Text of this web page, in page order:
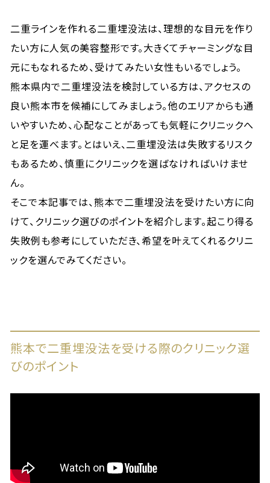
二重ラインを作れる二重埋没法は、理想的な目元を作り
たい方に人気の美容整形です。大きくてチャーミングな目
元にもなれるため、受けてみたい女性もいるでしょう。
熊本県内で二重埋没法を検討している方は、アクセスの
良い熊本市を候補にしてみましょう。他のエリアからも通
いやすいため、心配なことがあっても気軽にクリニックへ
と足を運べます。とはいえ、二重埋没法は失敗するリスク
もあるため、慎重にクリニックを選ばなければいけませ
ん。
そこで本記事では、熊本で二重埋没法を受けたい方に向
けて、クリニック選びのポイントを紹介します。起こり得る
失敗例も参考にしていただき、希望を叶えてくれるクリニ
ックを選んでみてください。
熊本で二重埋没法を受ける際のクリニック選
びのポイント